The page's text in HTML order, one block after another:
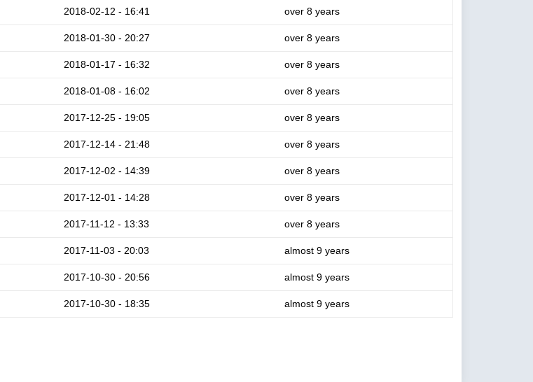
2018-02-12 - 16:41 over 8 years
2018-01-30 - 20:27 over 8 years
2018-01-17 - 16:32 over 8 years
2018-01-08 - 16:02 over 8 years
2017-12-25 - 19:05 over 8 years
2017-12-14 - 21:48 over 8 years
2017-12-02 - 14:39 over 8 years
2017-12-01 - 14:28 over 8 years
2017-11-12 - 13:33 over 8 years
2017-11-03 - 20:03 almost 9 years
2017-10-30 - 20:56 almost 9 years
2017-10-30 - 18:35 almost 9 years